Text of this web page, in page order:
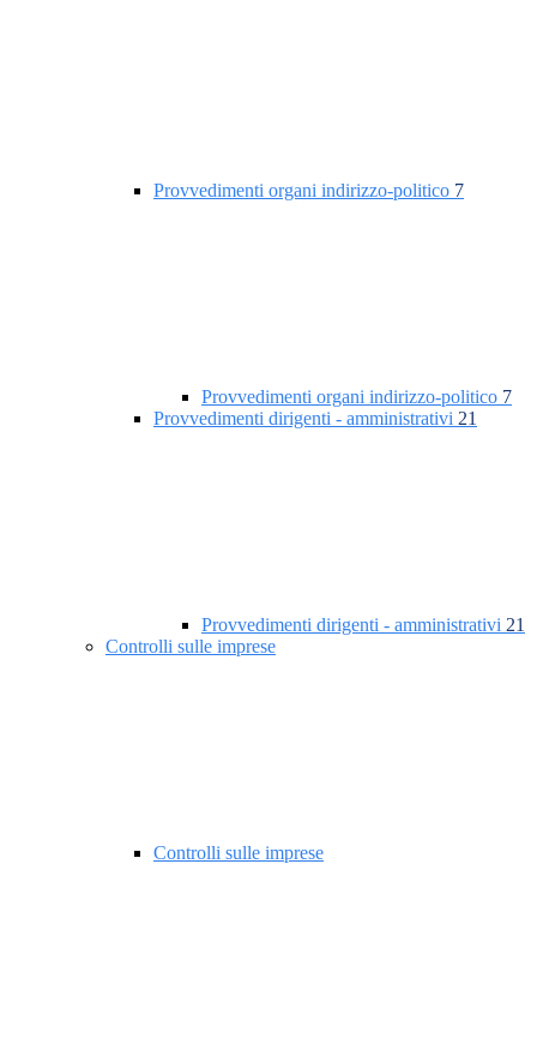
Provvedimenti organi indirizzo-politico 7
Provvedimenti organi indirizzo-politico 7
Provvedimenti dirigenti - amministrativi 21
Provvedimenti dirigenti - amministrativi 21
Controlli sulle imprese
Controlli sulle imprese